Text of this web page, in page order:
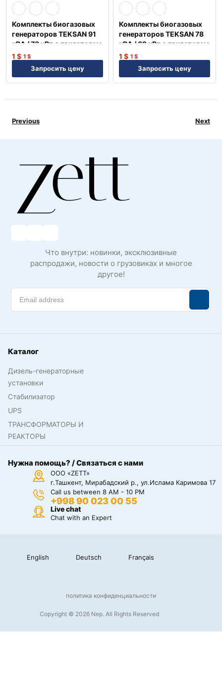
Комплекты биогазовых
генераторов TEKSAN 91
кВА / 73 кВт с двигателем
MAN Немецкий
1 $ 1 $
Запросить цену
Комплекты биогазовых
генераторов TEKSAN 78
кВА / 62 кВт с двигателем
MAN Немецкий
1 $ 1 $
Запросить цену
Previous Next
Что внутри: новинки, эксклюзивные
распродажи, новости о грузовиках и многое
другое!
Каталог
Дизель-генераторные
установки
Стабилизатор
UPS
ТРАНСФОРМАТОРЫ И
РЕАКТОРЫ
Нужна помощь? / Связаться с нами
ООО «ZETT»
г.Ташкент, Мирабадский р., ул.Ислама Каримова 17
Call us between 8 AM - 10 PM
+998 90 023 00 55
Live chat
Chat with an Expert
English Deutsch Français
Copyright © 2026 Nep. All Rights Reserved
политика конфиденциальности